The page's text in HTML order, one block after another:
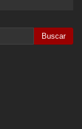
Buscar